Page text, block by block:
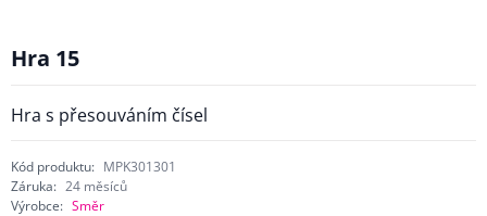
Hra 15
Hra s přesouváním čísel
Kód produktu: MPK301301
Záruka: 24 měsíců
Výrobce: Směr